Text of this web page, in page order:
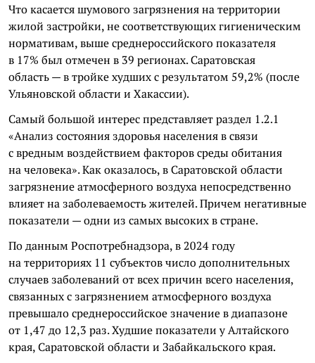
Что касается шумового загрязнения на территории
жилой застройки, не соответствующих гигиеническим
нормативам, выше среднероссийского показателя
в 17% был отмечен в 39 регионах. Саратовская
область — в тройке худших с результатом 59,2% (после
Ульяновской области и Хакассии).
Самый большой интерес представляет раздел 1.2.1
«Анализ состояния здоровья населения в связи
с вредным воздействием факторов среды обитания
на человека». Как оказалось, в Саратовской области
загрязнение атмосферного воздуха непосредственно
влияет на заболеваемость жителей. Причем негативные
показатели — одни из самых высоких в стране.
По данным Роспотребнадзора, в 2024 году
на территориях 11 субъектов число дополнительных
случаев заболеваний от всех причин всего населения,
связанных с загрязнением атмосферного воздуха
превышало среднероссийское значение в диапазоне
от 1,47 до 12,3 раз. Худшие показатели у Алтайского
края, Саратовской области и Забайкальского края.